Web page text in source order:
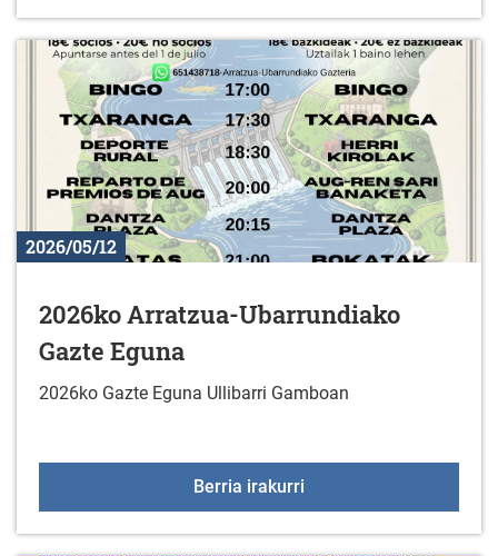
2026/05/12
2026ko Arratzua-Ubarrundiako
Gazte Eguna
2026ko Gazte Eguna Ullibarri Gamboan
Berria irakurri